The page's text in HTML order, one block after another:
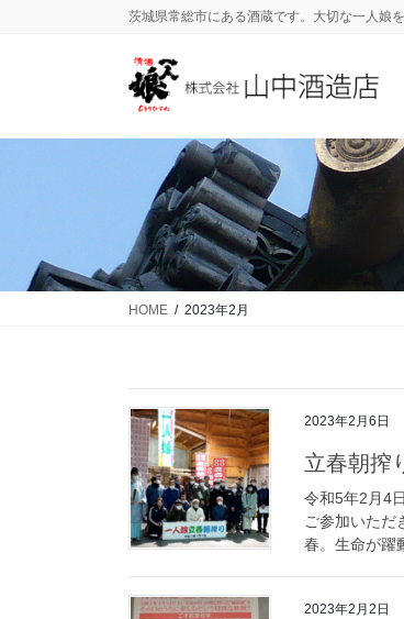
茨城県常総市にある酒蔵です。大切な一人娘
HOME 2023年2月
2023年2月6日
立春朝搾
令和5年2月4
ご参加いただ
春。生命が躍
2023年2月2日